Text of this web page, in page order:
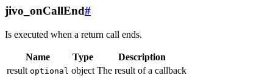
jivo_onCallEnd#
Is executed when a return call ends.
Name Type
Description
result optional object The result of a callback